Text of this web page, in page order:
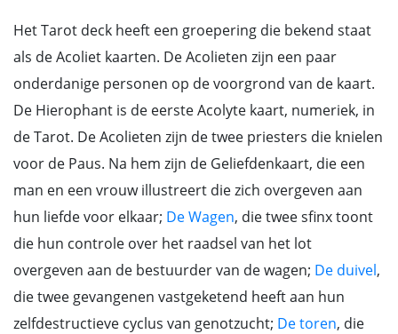
Het Tarot deck heeft een groepering die bekend staat
als de Acoliet kaarten. De Acolieten zijn een paar
onderdanige personen op de voorgrond van de kaart.
De Hierophant is de eerste Acolyte kaart, numeriek, in
de Tarot. De Acolieten zijn de twee priesters die knielen
voor de Paus. Na hem zijn de Geliefdenkaart, die een
man en een vrouw illustreert die zich overgeven aan
hun liefde voor elkaar; De Wagen, die twee sfinx toont
die hun controle over het raadsel van het lot
overgeven aan de bestuurder van de wagen; De duivel,
die twee gevangenen vastgeketend heeft aan hun
zelfdestructieve cyclus van genotzucht; De toren, die